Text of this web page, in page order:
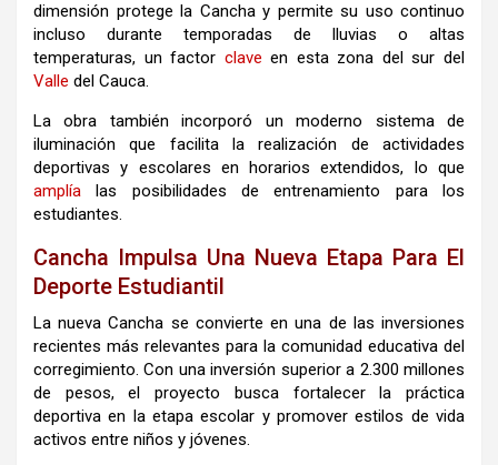
dimensión protege la Cancha y permite su uso continuo
incluso durante temporadas de lluvias o altas
temperaturas, un factor clave en esta zona del sur del
Valle del Cauca.
La obra también incorporó un moderno sistema de
iluminación que facilita la realización de actividades
deportivas y escolares en horarios extendidos, lo que
amplía las posibilidades de entrenamiento para los
estudiantes.
Cancha Impulsa Una Nueva Etapa Para El
Deporte Estudiantil
La nueva Cancha se convierte en una de las inversiones
recientes más relevantes para la comunidad educativa del
corregimiento. Con una inversión superior a 2.300 millones
de pesos, el proyecto busca fortalecer la práctica
deportiva en la etapa escolar y promover estilos de vida
activos entre niños y jóvenes.